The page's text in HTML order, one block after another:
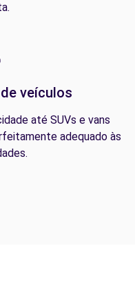
veículos
até SUVs e vans
adequado às